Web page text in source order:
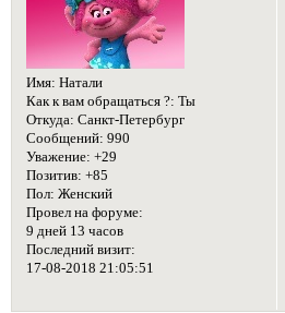
Имя: Натали
Как к вам обращаться ?: Ты
Откуда: Санкт-Петербург
Сообщений: 990
Уважение: +29
Позитив: +85
Пол: Женский
Провел на форуме:
9 дней 13 часов
Последний визит:
17-08-2018 21:05:51